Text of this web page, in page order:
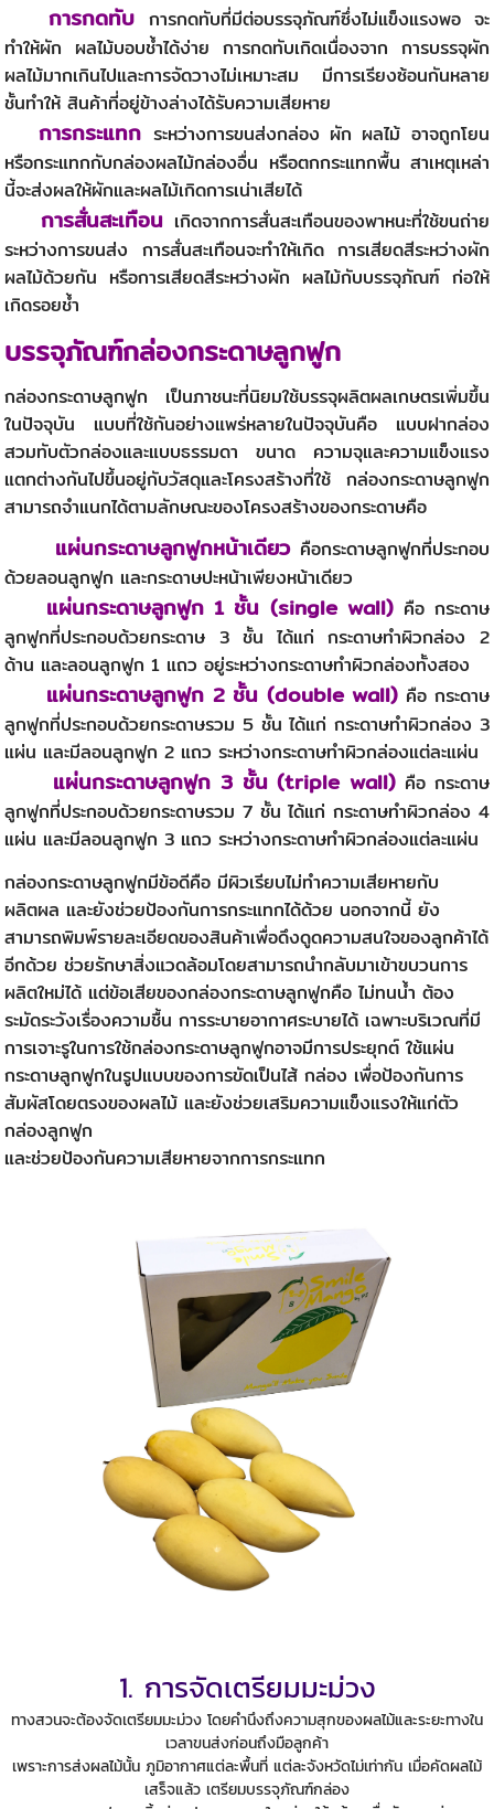
การกดทับ การกดทับที่มีต่อบรรจุภัณฑ์ซึ่งไม่แข็งแรงพอ จะ
ทำให้ผัก ผลไม้บอบช้ำได้ง่าย การกดทับเกิดเนื่องจาก การบรรจุผัก
ผลไม้มากเกินไปและการจัดวางไม่เหมาะสม มีการเรียงซ้อนกันหลาย
ชั้นทำให้ สินค้าที่อยู่ข้างล่างได้รับความเสียหาย
การกระแทก ระหว่างการขนส่งกล่อง ผัก ผลไม้ อาจถูกโยน
หรือกระแทกกับกล่องผลไม้กล่องอื่น หรือตกกระแทกพื้น สาเหตุเหล่า
นี้จะส่งผลให้ผักและผลไม้เกิดการเน่าเสียได้
การสั่นสะเทือนเกิดจากการสั่นสะเทือนของพาหนะที่ใช้ขนถ่าย
ระหว่างการขนส่ง การสั่นสะเทือนจะทำให้เกิด การเสียดสีระหว่างผัก
ผลไม้ด้วยกัน หรือการเสียดสีระหว่างผัก ผลไม้กับบรรจุภัณฑ์ ก่อให้
เกิดรอยช้ำ
บรรจุภัณฑ์กล่องกระดาษลูกฟูก
กล่องกระดาษลูกฟูก เป็นภาชนะที่นิยมใช้บรรจุผลิตผลเกษตรเพิ่มขึ้น
ในปัจจุบัน แบบที่ใช้กันอย่างแพร่หลายในปัจจุบันคือ แบบฝากล่อง
สวมทับตัวกล่องและแบบธรรมดา ขนาด ความจุและความแข็งแรง
แตกต่างกันไปขึ้นอยู่กับวัสดุและโครงสร้างที่ใช้ กล่องกระดาษลูกฟูก
สามารถจำแนกได้ตามลักษณะของโครงสร้างของกระดาษคือ
     แผ่นกระดาษลูกฟูกหน้าเดียว
คือกระดาษลูกฟูกที่ประกอบ
ด้วยลอนลูกฟูก และกระดาษปะหน้าเพียงหน้าเดียว
    แผ่นกระดาษลูกฟูก 1 ชั้น (single wall)
คือ กระดาษ
ลูกฟูกที่ประกอบด้วยกระดาษ 3 ชั้น ได้แก่ กระดาษทำผิวกล่อง 2
ด้าน และลอนลูกฟูก 1 แถว อยู่ระหว่างกระดาษทำผิวกล่องทั้งสอง
     แผ่นกระดาษลูกฟูก 2 ชั้น (double wall)
คือ กระดาษ
ลูกฟูกที่ประกอบด้วยกระดาษรวม 5 ชั้น ได้แก่ กระดาษทำผิวกล่อง 3
แผ่น และมีลอนลูกฟูก 2 แถว ระหว่างกระดาษทำผิวกล่องแต่ละแผ่น
     แผ่นกระดาษลูกฟูก 3 ชั้น (triple wall)
คือ กระดาษ
ลูกฟูกที่ประกอบด้วยกระดาษรวม 7 ชั้น ได้แก่ กระดาษทำผิวกล่อง 4
แผ่น และมีลอนลูกฟูก 3 แถว ระหว่างกระดาษทำผิวกล่องแต่ละแผ่น
กล่องกระดาษลูกฟูกมีข้อดีคือ มีผิวเรียบไม่ทำความเสียหายกับ
ผลิตผล และยังช่วยป้องกันการกระแทกได้ด้วย นอกจากนี้ ยัง
สามารถพิมพ์รายละเอียดของสินค้าเพื่อดึงดูดความสนใจของลูกค้าได้
อีกด้วย ช่วยรักษาสิ่งแวดล้อมโดยสามารถนำกลับมาเข้าขบวนการ
ผลิตใหม่ได้ แต่ข้อเสียของกล่องกระดาษลูกฟูกคือ ไม่ทนน้ำ ต้อง
ระมัดระวังเรื่องความชื้น การระบายอากาศระบายได้ เฉพาะบริเวณที่มี
การเจาะรูในการใช้กล่องกระดาษลูกฟูกอาจมีการประยุกต์ ใช้แผ่น
กระดาษลูกฟูกในรูปแบบของการขัดเป็นไส้ กล่อง เพื่อป้องกันการ
สัมผัสโดยตรงของผลไม้ และยังช่วยเสริมความแข็งแรงให้แก่ตัว
กล่องลูกฟูก
และช่วยป้องกันความเสียหายจากการกระแทก
1. การจัดเตรียมมะม่วง
ทางสวนจะต้องจัดเตรียมมะม่วง โดยคำนึงถึงความสุกของผลไม้และระยะทางใน
เวลาขนส่งก่อนถึงมือลูกค้า
เพราะการส่งผลไม้นั้น ภูมิอากาศแต่ละพื้นที่ แต่ละจังหวัดไม่เท่ากัน เมื่อคัดผลไม้
เสร็จแล้ว เตรียมบรรจุภัณฑ์กล่อง